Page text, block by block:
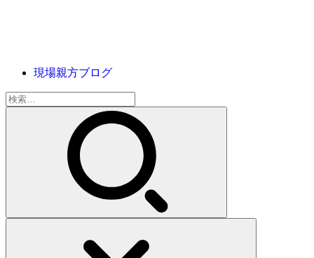
現場親方ブログ
検
索: